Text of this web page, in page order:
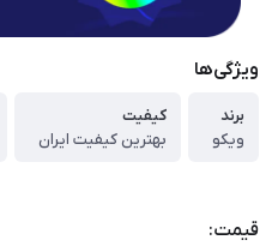
ویژگی‌ها
برند
ویکو
کیفیت
بهترین کیفیت ایران
قیمت: